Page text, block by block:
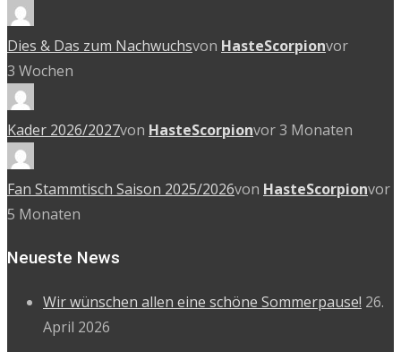
Dies & Das zum Nachwuchsvon HasteScorpionvor
3 Wochen
Kader 2026/2027von HasteScorpionvor 3 Monaten
Fan Stammtisch Saison 2025/2026von HasteScorpionvor
5 Monaten
Neueste News
Wir wünschen allen eine schöne Sommerpause! 26.
April 2026